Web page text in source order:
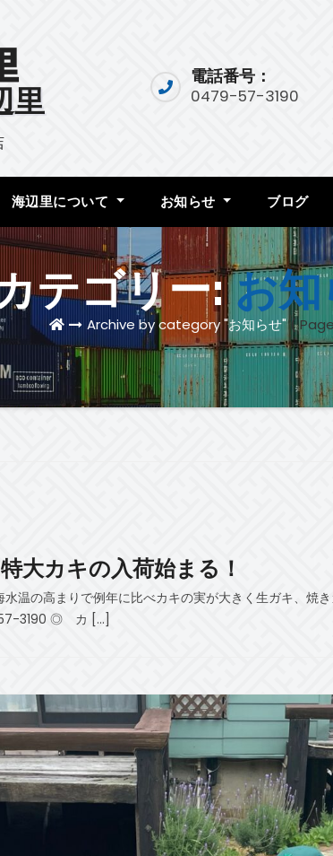
里
電話番号：
0479-57-3190
海辺里について お知らせ ブログ
テゴリー:お知
Archive by category "お知らせ"(
大カキの入荷始まる！
温の高まりで例年に比べカキの実が大きく生ガキ、焼
57-3190 ◎ カ […]